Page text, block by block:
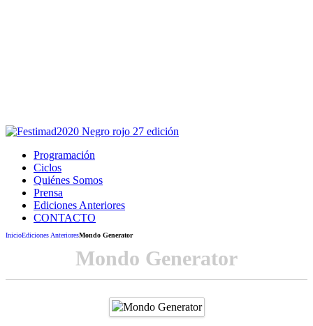
Programación
Ciclos
Quiénes Somos
Prensa
Ediciones Anteriores
CONTACTO
InicioEdiciones AnterioresMondo Generator
Mondo Generator